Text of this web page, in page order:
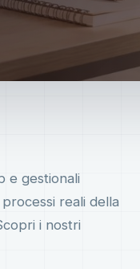
e gestionali
reali della
i nostri